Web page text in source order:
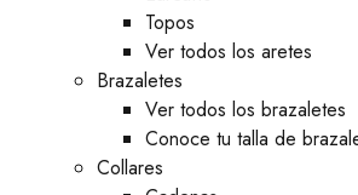
Topos
Ver todos los aretes
Brazaletes
Ver todos los brazaletes
Conoce tu talla de
Collares